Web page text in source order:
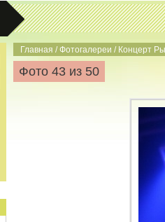
Главная /Фотогалереи / Концерт
Фото 43 из 50